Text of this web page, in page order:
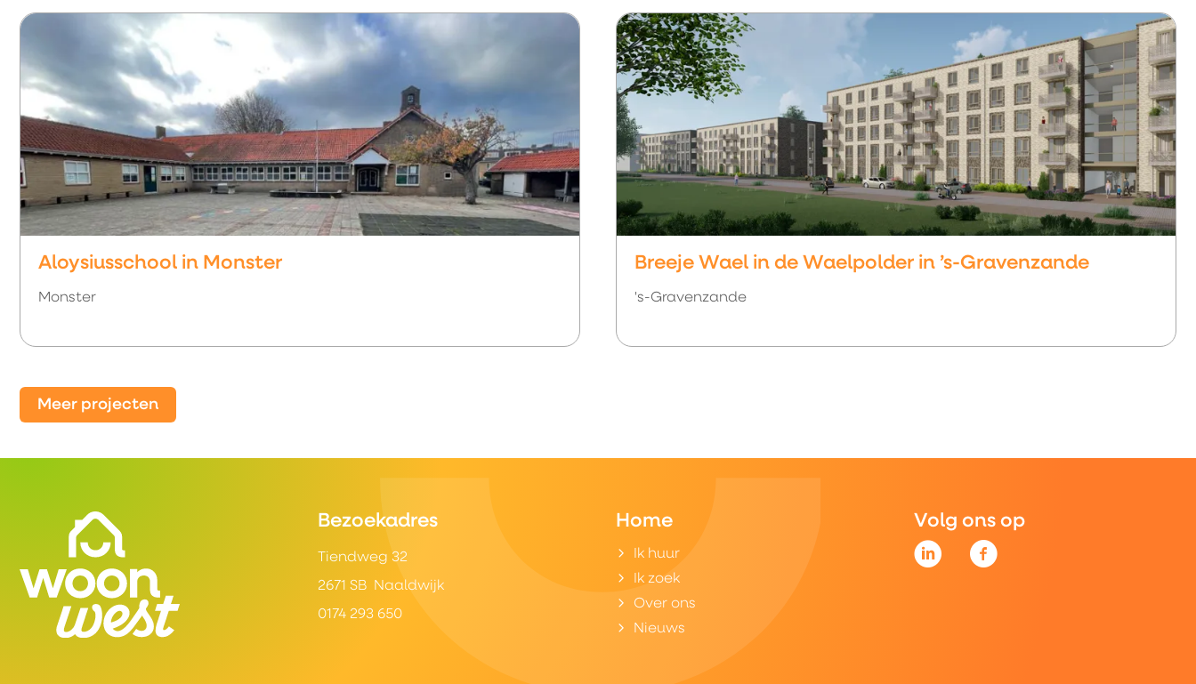
Aloysiusschool in Monster
Monster
Breeje Wael in de Waelpolder in ’s-Gravenzande
's-Gravenzande
Meer projecten
Contactinformatie Bezoekadres
Tiendweg 32
2671 SB Naaldwijk
0174 293 650
Home
Ik huur
Ik zoek
Over ons
Nieuws
Volg ons op